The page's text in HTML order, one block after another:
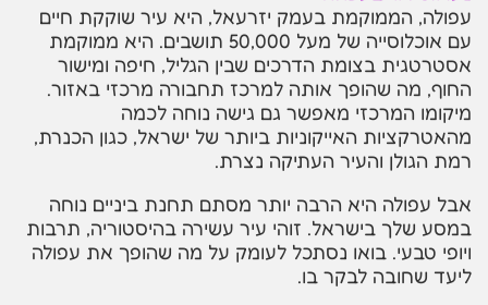
עפולה, הממוקמת בעמק יזרעאל, היא עיר שוקקת חיים
עם אוכלוסייה של מעל 50,000 תושבים. היא ממוקמת
אסטרטגית בצומת הדרכים שבין הגליל, חיפה ומישור
החוף, מה שהופך אותה למרכז תחבורה מרכזי באזור.
מיקומו המרכזי מאפשר גם גישה נוחה לכמה
מהאטרקציות האייקוניות ביותר של ישראל, כגון הכנרת,
רמת הגולן והעיר העתיקה נצרת.
אבל עפולה היא הרבה יותר מסתם תחנת ביניים נוחה
במסע שלך בישראל. זוהי עיר עשירה בהיסטוריה, תרבות
ויופי טבעי. בואו נסתכל לעומק על מה שהופך את עפולה
ליעד שחובה לבקר בו.